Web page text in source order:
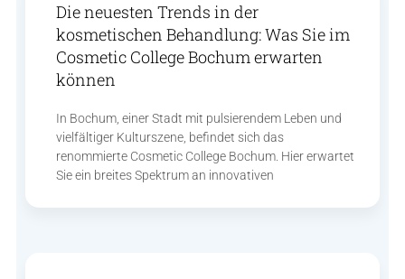
Die neuesten Trends in der
kosmetischen Behandlung: Was Sie im
Cosmetic College Bochum erwarten
können
In Bochum, einer Stadt mit pulsierendem Leben und
vielfältiger Kulturszene, befindet sich das
renommierte Cosmetic College Bochum. Hier erwartet
Sie ein breites Spektrum an innovativen